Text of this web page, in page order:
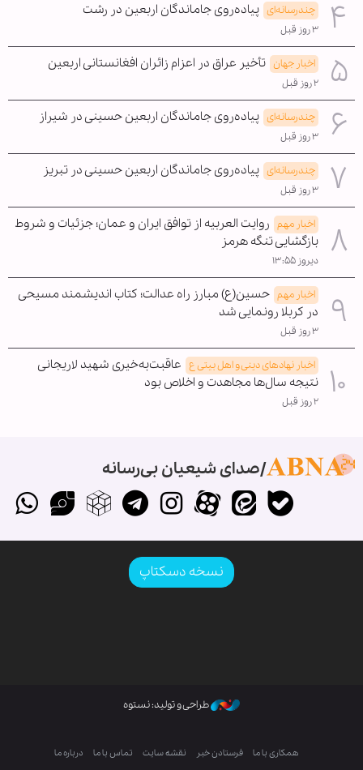
چندرسانه‌ای پیاده‌روی جاماندگان اربعین در رشت
۳ روز قبل
اخبار جهان تأخیر عراق در اعزام زائران افغانستانی اربعین
۲ روز قبل
چندرسانه‌ای پیاده‌روی جاماندگان اربعین حسینی در شیراز
۳ روز قبل
چندرسانه‌ای پیاده‌روی جاماندگان اربعین حسینی در تبریز
۳ روز قبل
اخبار مهم روایت العربیه از توافق ایران و عمان؛ جزئیات و شروط
بازگشایی تنگه هرمز
دیروز ۱۳:۵۵
اخبار مهم حسین(ع) مبارز راه عدالت؛ کتاب اندیشمند مسیحی
در کربلا رونمایی شد
۳ روز قبل
اخبار نهادهای دینی و اهل بیتی ع عاقبت‌به‌خیری شهید لاریجانی
نتیجه سال‌ها مجاهدت و اخلاص بود
۲ روز قبل
صدای شیعیان بی‌رسانه
نسخه دسکتاپ
طراحی و تولید: نستوه
همکاری با ما فرستادن خبر نقشه سایت تماس با ما درباره ما